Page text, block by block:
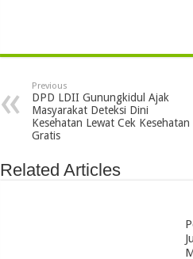
Previous
DPD LDII Gunungkidul Ajak
Masyarakat Deteksi Dini
Kesehatan Lewat Cek Kesehatan
Gratis
Related Articles